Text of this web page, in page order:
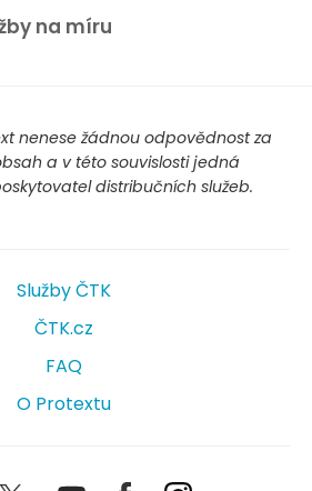
na míru
nenese žádnou odpovědnost za
a v této souvislosti jedná
distribučních služeb.
Služby ČTK
ČTK.cz
FAQ
O Protextu